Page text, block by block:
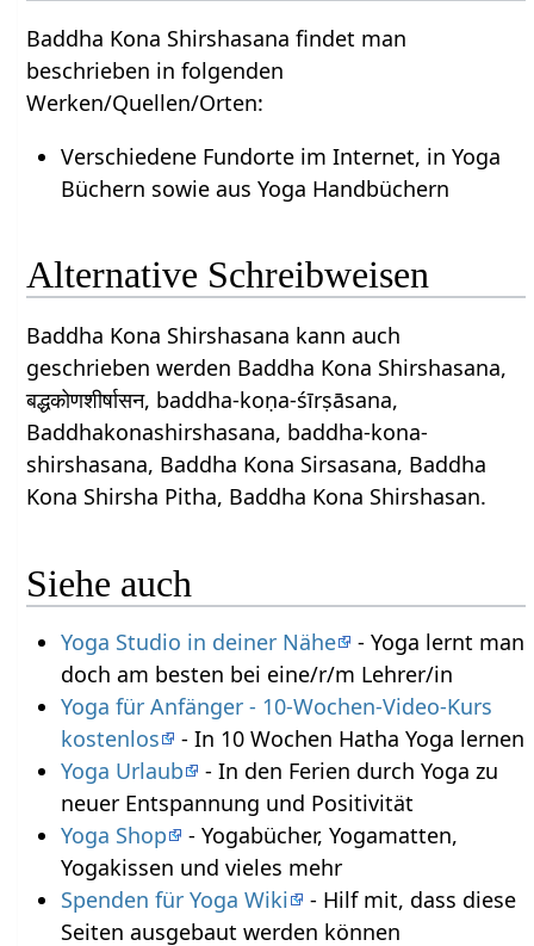
Baddha Kona Shirshasana findet man
beschrieben in folgenden
Werken/Quellen/Orten:
Verschiedene Fundorte im Internet, in Yoga
Büchern sowie aus Yoga Handbüchern
Alternative Schreibweisen
Baddha Kona Shirshasana kann auch
geschrieben werden Baddha Kona Shirshasana,
बद्धकोणशीर्षासन, baddha-koṇa-śīrṣāsana,
Baddhakonashirshasana, baddha-kona-
shirshasana, Baddha Kona Sirsasana, Baddha
Kona Shirsha Pitha, Baddha Kona Shirshasan.
Siehe auch
Yoga Studio in deiner Nähe
- Yoga lernt man
doch am besten bei eine/r/m Lehrer/in
Yoga für Anfänger - 10-Wochen-Video-Kurs
kostenlos
- In 10 Wochen Hatha Yoga lernen
Yoga Urlaub
- In den Ferien durch Yoga zu
neuer Entspannung und Positivität
Yoga Shop
- Yogabücher, Yogamatten,
Yogakissen und vieles mehr
Spenden für Yoga Wiki
- Hilf mit, dass diese
Seiten ausgebaut werden können